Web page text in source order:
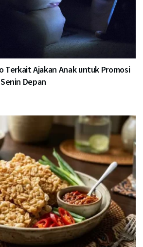
Terkait Ajakan Anak untuk Promosi
Depan